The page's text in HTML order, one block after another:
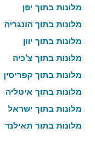
מלונות בתוך יפן
מלונות בתוך הונגריה
מלונות בתוך יוון
מלונות בתוך צ'כיה
מלונות בתוך קפריסין
מלונות בתוך איטליה
מלונות בתוך ישראל
מלונות בתוך תאילנד